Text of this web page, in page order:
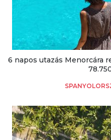
6 napos utazás Menorcára